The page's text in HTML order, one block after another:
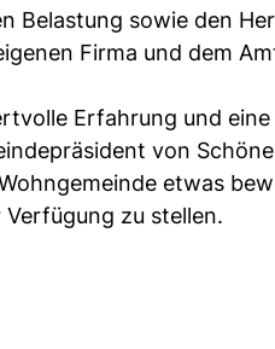
sowie den
Firma und dem
Erfahrung und
von
etwas
zu stellen.